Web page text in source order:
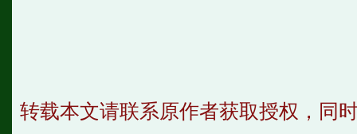
转载本文请联系原作者获取授权，同